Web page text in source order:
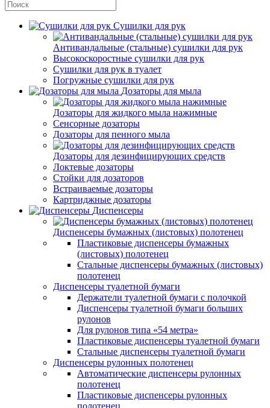
Сушилки для рук
Антивандальные (стальные) сушилки для рук
Высокоскоростные сушилки для рук
Сушилки для рук в туалет
Погружные сушилки для рук
Дозаторы для мыла
Дозаторы для жидкого мыла нажимные
Сенсорные дозаторы
Дозаторы для пенного мыла
Дозаторы для дезинфицирующих средств
Локтевые дозаторы
Стойки для дозаторов
Встраиваемые дозаторы
Картриджные дозаторы
Диспенсеры
Диспенсеры бумажных (листовых) полотенец
Пластиковые диспенсеры бумажных
(листовых) полотенец
Стальные диспенсеры бумажных (листовых)
полотенец
Диспенсеры туалетной бумаги
Держатели туалетной бумаги с полочкой
Диспенсеры туалетной бумаги больших
рулонов
Для рулонов типа «54 метра»
Пластиковые диспенсеры туалетной бумаги
Стальные диспенсеры туалетной бумаги
Диспенсеры рулонных полотенец
Автоматические диспенсеры рулонных
полотенец
Пластиковые диспенсеры рулонных
полотенец